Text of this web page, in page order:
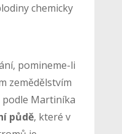
chemicky
pomineme-li
zemědělstvím
podle Martiníka
půdě, které v